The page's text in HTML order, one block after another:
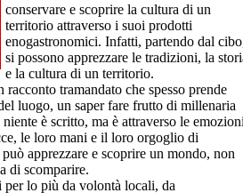
conservare e scoprire la cultura di un
territorio attraverso i suoi prodotti
enogastronomici. Infatti, partendo dal
si possono apprezzare le tradizioni, la
e la cultura di un territorio.
tramandato che spesso prende
luogo, un saper fare frutto di millenaria
è scritto, ma è attraverso le emozioni
le loro mani e il loro orgoglio di
apprezzare e scoprire un mondo, non
di scomparire.
lo più da volontà locali, da